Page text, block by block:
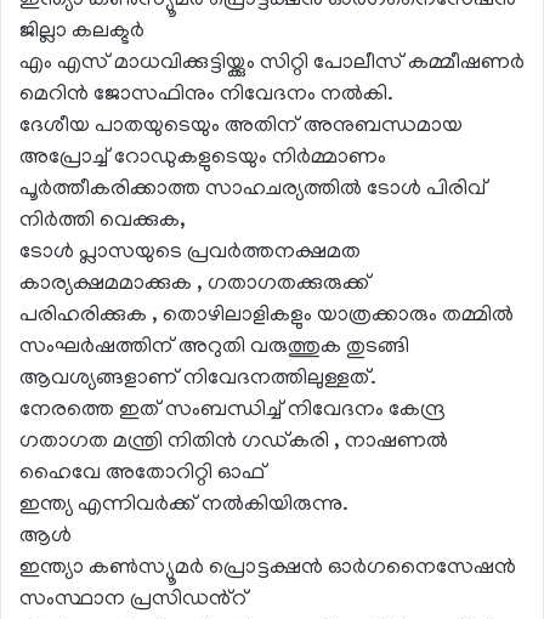
ജില്ലാ കലക്ടർ
എം എസ് മാധവിക്കുട്ടിയ്ക്കും സിറ്റി പോലീസ് കമ്മീഷണർ
മെറിൻ ജോസഫിനും നിവേദനം നൽകി.
ദേശീയ പാതയുടെയും അതിന് അനുബന്ധമായ
അപ്രോച്ച് റോഡുകളുടെയും നിർമ്മാണം
പൂർത്തീകരിക്കാത്ത സാഹചര്യത്തിൽ ടോൾ പിരിവ്
നിർത്തി വെക്കുക,
ടോൾ പ്ലാസയുടെ പ്രവർത്തനക്ഷമത
കാര്യക്ഷമമാക്കുക , ഗതാഗതക്കുരുക്ക്
പരിഹരിക്കുക , തൊഴിലാളികളും യാത്രക്കാരും തമ്മിൽ
സംഘർഷത്തിന് അറുതി വരുത്തുക തുടങ്ങി
ആവശ്യങ്ങളാണ് നിവേദനത്തിലുള്ളത്.
നേരത്തെ ഇത് സംബന്ധിച്ച് നിവേദനം കേന്ദ്ര
ഗതാഗത മന്ത്രി നിതിൻ ഗഡ്കരി , നാഷണൽ
ഹൈവേ അതോറിറ്റി ഓഫ്
ഇന്ത്യ എന്നിവർക്ക് നൽകിയിരുന്നു.
ആൾ
ഇന്ത്യാ കൺസ്യൂമർ പ്രൊട്ടക്ഷൻ ഓർഗനൈസേഷൻ
സംസ്ഥാന പ്രസിഡൻ്റ്